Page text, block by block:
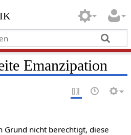
Emanzipation
Grund nicht berechtigt, diese